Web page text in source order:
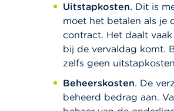
Uitstapkosten. Dit is
moet het betalen als je
contract. Het daalt
bij de vervaldag komt.
zelfs geen
Beheerskosten. De
beheerd bedrag aan.